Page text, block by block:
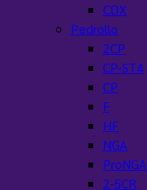
CDX
Pedrollo
2CP
CP-ST4
CP
F
HF
NGA
ProNGA
2-5CR